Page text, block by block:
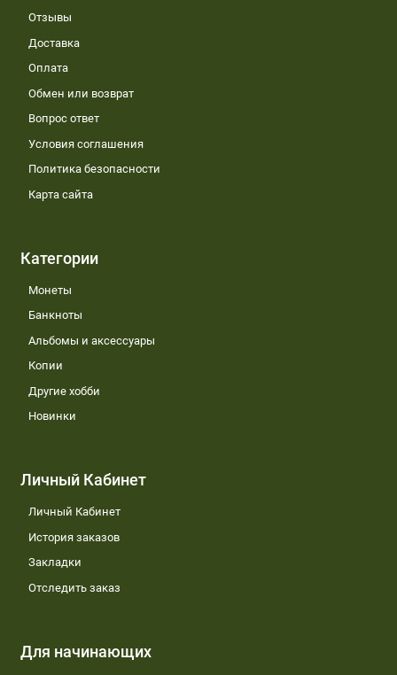
Отзывы
Доставка
Оплата
Обмен или возврат
Вопрос ответ
Условия соглашения
Политика безопасности
Карта сайта
Категории
Монеты
Банкноты
Альбомы и аксессуары
Копии
Другие хобби
Новинки
Личный Кабинет
Личный Кабинет
История заказов
Закладки
Отследить заказ
Для начинающих